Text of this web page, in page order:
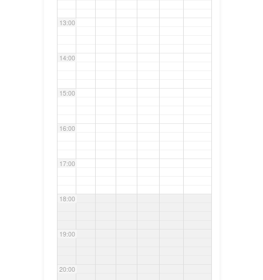
13:00
14:00
15:00
16:00
17:00
18:00
19:00
20:00